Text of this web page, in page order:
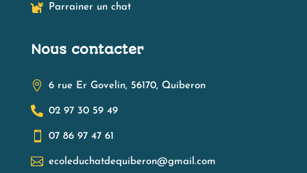
 Parrainer un chat
Nous contacter
 6 rue Er Govelin, 56170, Quiberon
 02 97 30 59 49
 07 86 97 47 61
 ecoleduchatdequiberon@gmail.com